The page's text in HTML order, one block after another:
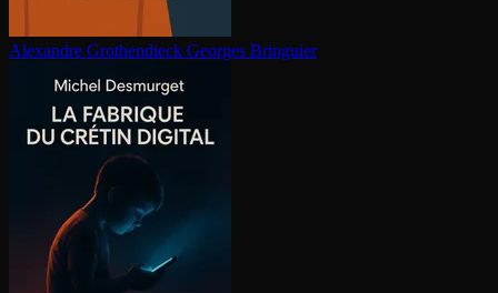
Alexandre Gro­then­dieck Georges Bringuier